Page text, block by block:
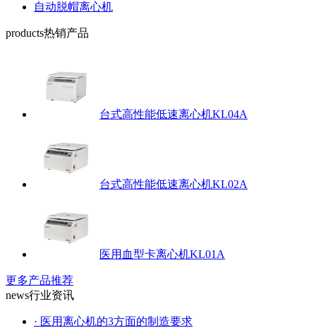
自动脱帽离心机
products热销产品
台式高性能低速离心机KL04A
台式高性能低速离心机KL02A
医用血型卡离心机KL01A
更多产品推荐
news行业资讯
· 医用离心机的3方面的制造要求